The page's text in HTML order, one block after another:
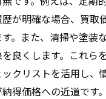
が明確な場合、買取
。また、清掃や塗装
良くします。これら
クリストを活用し、
得価格への近道です。